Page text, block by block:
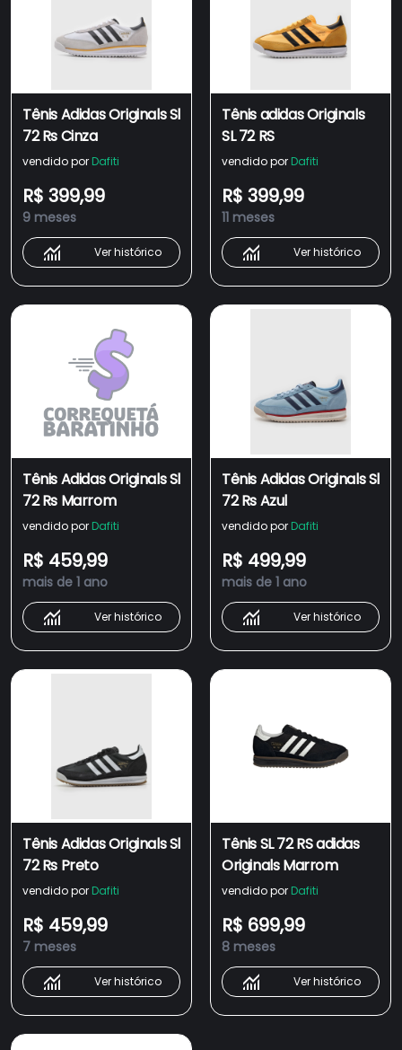
Tênis Adidas Originals Sl
72 Rs Cinza
vendido por Dafiti
R$ 399,99
9 meses
Ver histórico
Tênis adidas Originals
SL 72 RS
vendido por Dafiti
R$ 399,99
11 meses
Ver histórico
Tênis Adidas Originals Sl
72 Rs Marrom
vendido por Dafiti
R$ 459,99
mais de 1 ano
Ver histórico
Tênis Adidas Originals Sl
72 Rs Azul
vendido por Dafiti
R$ 499,99
mais de 1 ano
Ver histórico
Tênis Adidas Originals Sl
72 Rs Preto
vendido por Dafiti
R$ 459,99
7 meses
Ver histórico
Tênis SL 72 RS adidas
Originals Marrom
vendido por Dafiti
R$ 699,99
8 meses
Ver histórico